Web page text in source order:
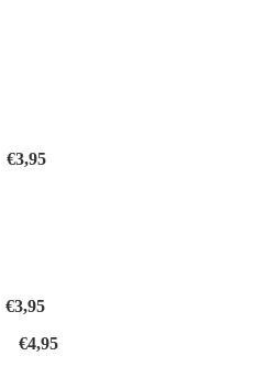
€3,95
€3,95
€4,95